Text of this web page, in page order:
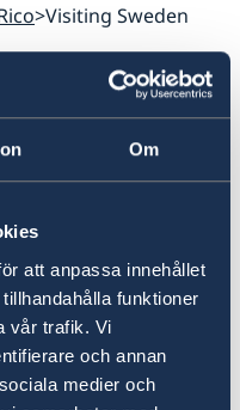
Om
att anpassa innehållet
funktioner
vår trafik. Vi
och annan
medier och
Visiting Sweden
available.
the Embassy is
Visiting